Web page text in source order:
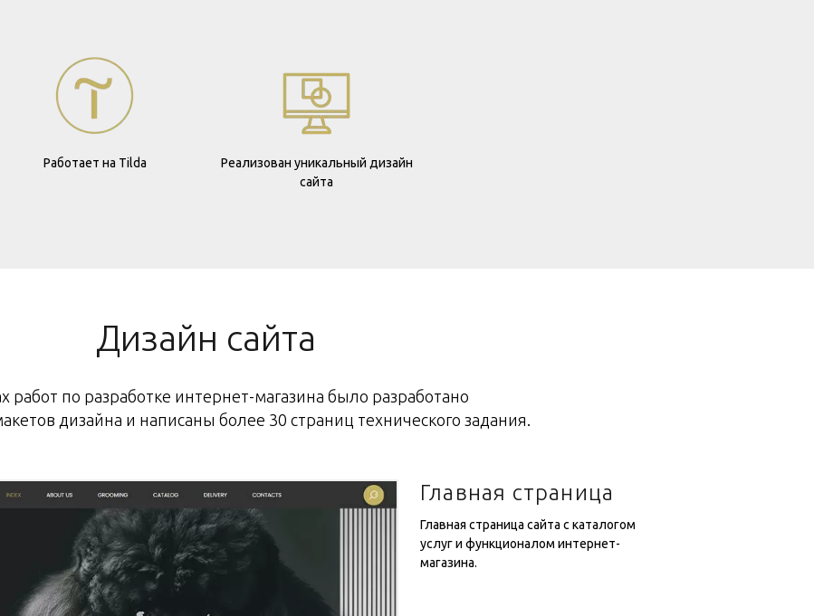
Работает на Tilda
Реализован уникальный дизайн
сайта
Дизайн сайта
работ по разработке интернет-магазина было разработано
дизайна и написаны более 30 страниц технического задания.
Главная страница
Главная страница сайта с каталогом
услуг и функционалом интернет-
магазина.